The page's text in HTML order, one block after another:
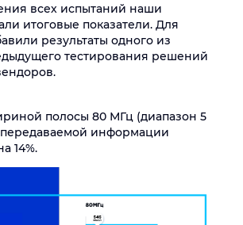
всех испытаний наши
итоговые показатели. Для
результаты одного из
тестирования решений
полосы 80 МГц (диапазон 5
информации
14%.